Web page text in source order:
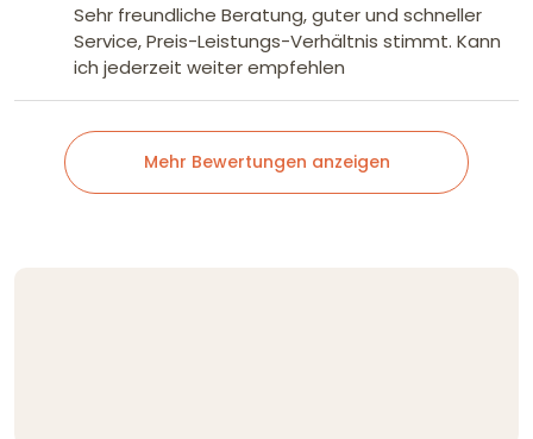
Sehr freundliche Beratung, guter und schneller
Service, Preis-Leistungs-Verhältnis stimmt. Kann
ich jederzeit weiter empfehlen
Mehr Bewertungen anzeigen